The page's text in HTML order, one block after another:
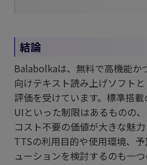
結論
Balabolkaは、無料で高機能か
向けテキスト読み上げソフト
評価を受けています。標準搭
UIといった制限はあるものの
コスト不要の価値が大きな魅力
TTSの利用目的や使用環境、
ューションを検討するのも一